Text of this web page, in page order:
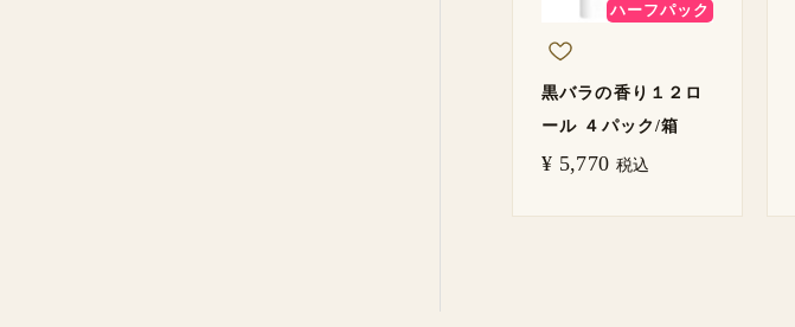
ハーフパック
黒バラの香り１２ロ
ール ４パック/箱
¥ 5,770 税込